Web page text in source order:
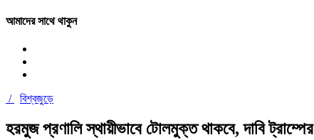
আমাদের সাথে থাকুন
/ বিশ্বজুড়ে
হরমুজ প্রণালি স্থায়ীভাবে টোলমুক্ত থাকবে, দাবি ট্রাম্পের